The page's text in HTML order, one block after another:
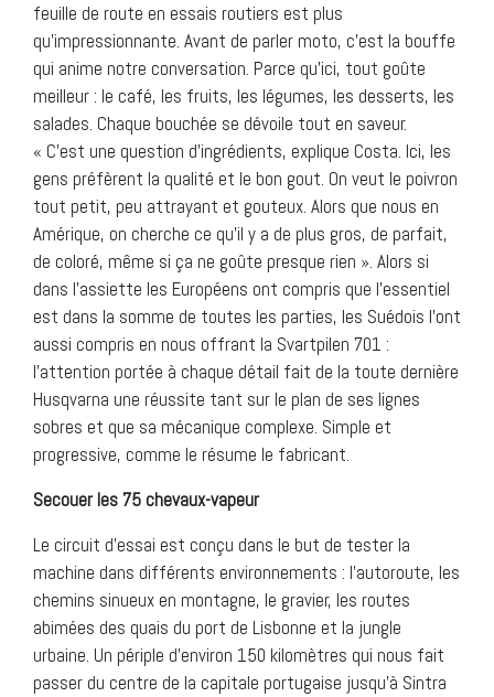
feuille de route en essais routiers est plus
qu’impressionnante. Avant de parler moto, c’est la bouffe
qui anime notre conversation. Parce qu’ici, tout goûte
meilleur : le café, les fruits, les légumes, les desserts, les
salades. Chaque bouchée se dévoile tout en saveur.
« C’est une question d’ingrédients, explique Costa. Ici, les
gens préfèrent la qualité et le bon gout. On veut le poivron
tout petit, peu attrayant et gouteux. Alors que nous en
Amérique, on cherche ce qu’il y a de plus gros, de parfait,
de coloré, même si ça ne goûte presque rien ». Alors si
dans l’assiette les Européens ont compris que l’essentiel
est dans la somme de toutes les parties, les Suédois l’ont
aussi compris en nous offrant la Svartpilen 701 :
l’attention portée à chaque détail fait de la toute dernière
Husqvarna une réussite tant sur le plan de ses lignes
sobres et que sa mécanique complexe. Simple et
progressive, comme le résume le fabricant.
Secouer les 75 chevaux-vapeur
Le circuit d’essai est conçu dans le but de tester la
machine dans différents environnements : l’autoroute, les
chemins sinueux en montagne, le gravier, les routes
abimées des quais du port de Lisbonne et la jungle
urbaine. Un périple d’environ 150 kilomètres qui nous fait
passer du centre de la capitale portugaise jusqu’à Sintra